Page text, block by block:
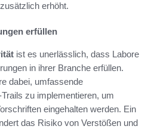
zusätzlich erhöht.
erfüllen
ist es unerlässlich, dass Labore
in ihrer Branche erfüllen.
dabei, umfassende
zu implementieren, um
eingehalten werden. Ein
das Risiko von Verstößen und